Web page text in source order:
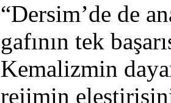
“Dersim’de de
gafının tek
Kemalizmin
rejimin